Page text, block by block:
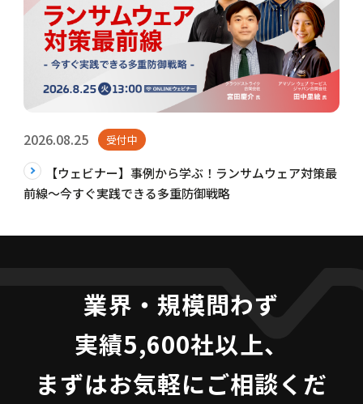
2026.08.25 受付中
【ウェビナー】事例から学ぶ！ランサムウェア対策最
前線～今すぐ実践できる多重防御戦略
業界・規模問わず
実績5,600社以上、
まずはお気軽にご相談くだ